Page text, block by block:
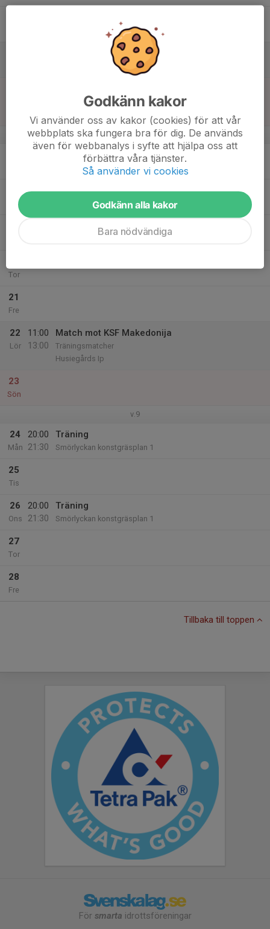
Träningsmatcher
Smörlyckans IP
v.8
Träning
Smörlyckan konstgräsplan 1
Tis
Tor
21
Fre
22
Lör
11:00
13:00
Match mot KSF Makedonija
Träningsmatcher
Husiegårds Ip
23
Sön
v.9
24
Mån
20:00
21:30
Träning
Smörlyckan konstgräsplan 1
25
Tis
26
Ons
20:00
21:30
Träning
Smörlyckan konstgräsplan 1
27
Tor
28
Fre
Tillbaka till toppen
För smarta idrottsföreningar
Godkänn kakor
Vi använder oss av kakor (cookies) för att vår
webbplats ska fungera bra för dig. De används
även för webbanalys i syfte att hjälpa oss att
förbättra våra tjänster.
Så använder vi cookies
Godkänn alla kakor
Bara nödvändiga